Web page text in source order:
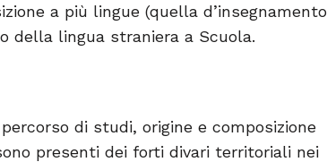
a più lingue (quella d’insegnamento
della lingua straniera a Scuola.
di studi, origine e composizione
presenti dei forti divari territoriali nei